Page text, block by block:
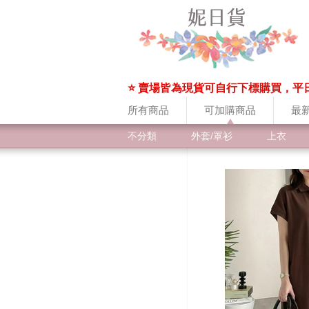
所有商品 可加購商品 最
⭐ 賣場皆為現貨可自行下標購買，平
不分類 外套/罩衫 上衣